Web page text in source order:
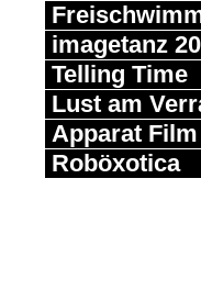
imagetanz
Telling Time
Lust am
Apparat Film
Roböxotica